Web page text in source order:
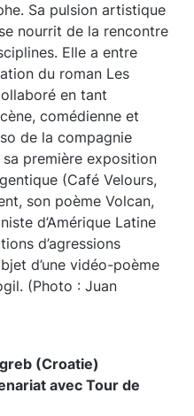
Sa pulsion artistique
nourrit de la rencontre
Elle a entre
du roman Les
en tant
comédienne et
de la compagnie
première exposition
(Café Velours,
son poème Volcan,
d’Amérique Latine
d’agressions
d’une vidéo-poème
(Photo : Juan
(Croatie)
avec Tour de